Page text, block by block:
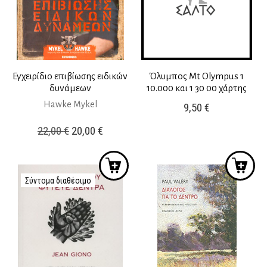
Εγχειρίδιο επιβίωσης ειδικών
δυνάμεων
Hawke Mykel
22,00€ Original
was:
22,00 €.
20,00 €Η
τιμή
είναι:
Όλυμπος Mt Olympus 1
10.000 και 1 30 00 χάρτης
9,50€
Σύντομα διαθέσιμο